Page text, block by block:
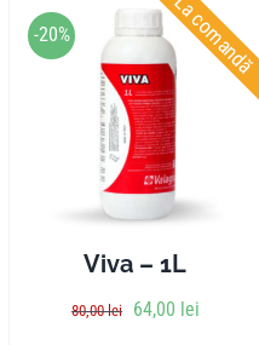
-20% La comandă
Viva – 1L
80,00lei 64,00 lei